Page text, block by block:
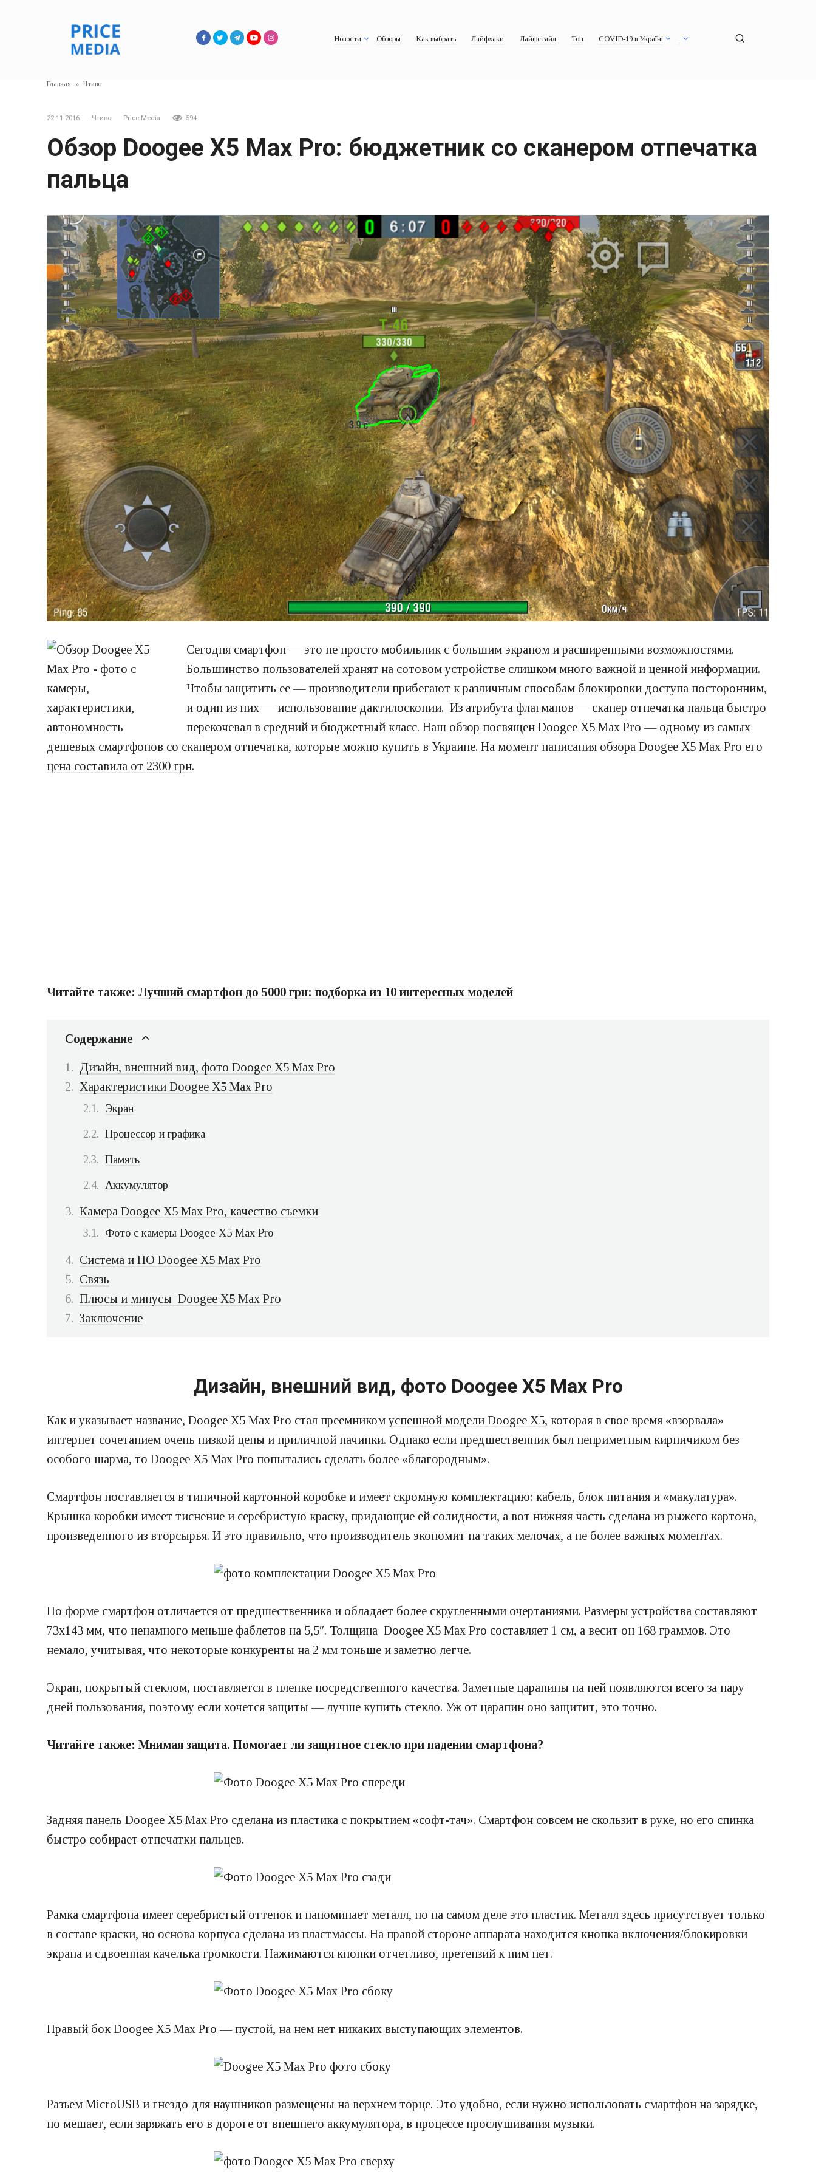
Новости Обзоры Как выбрать Лайфхаки Лайфстайл Топ COVID-19 в Україні
Главная » Чтиво
22.11.2016 Чтиво Price Media 594
Обзор Doogee X5 Max Pro: бюджетник со сканером отпечатка
пальца
Сегодня смартфон — это не просто мобильник с большим экраном и расширенными возможностями.
Большинство пользователей хранят на сотовом устройстве слишком много важной и ценной информации.
Чтобы защитить ее — производители прибегают к различным способам блокировки доступа посторонним,
и один из них — использование дактилоскопии. Из атрибута флагманов — сканер отпечатка пальца быстро
перекочевал в средний и бюджетный класс. Наш обзор посвящен Doogee X5 Max Pro — одному из самых
дешевых смартфонов со сканером отпечатка, которые можно купить в Украине. На момент написания обзора Doogee X5 Max Pro его
цена составила от 2300 грн.
Читайте также: Лучший смартфон до 5000 грн: подборка из 10 интересных моделей
Содержание
Дизайн, внешний вид, фото Doogee X5 Max Pro
Характеристики Doogee X5 Max Pro
Экран
Процессор и графика
Память
Аккумулятор
Камера Doogee X5 Max Pro, качество съемки
Фото с камеры Doogee X5 Max Pro
Система и ПО Doogee X5 Max Pro
Связь
Плюсы и минусы Doogee X5 Max Pro
Заключение
Дизайн, внешний вид, фото Doogee X5 Max Pro
Как и указывает название, Doogee X5 Max Pro стал преемником успешной модели Doogee X5, которая в свое время «взорвала»
интернет сочетанием очень низкой цены и приличной начинки. Однако если предшественник был неприметным кирпичиком без
особого шарма, то Doogee X5 Max Pro попытались сделать более «благородным».
Смартфон поставляется в типичной картонной коробке и имеет скромную комплектацию: кабель, блок питания и «макулатура».
Крышка коробки имеет тиснение и серебристую краску, придающие ей солидности, а вот нижняя часть сделана из рыжего картона,
произведенного из вторсырья. И это правильно, что производитель экономит на таких мелочах, а не более важных моментах.
По форме смартфон отличается от предшественника и обладает более скругленными очертаниями. Размеры устройства составляют
73х143 мм, что ненамного меньше фаблетов на 5,5″. Толщина Doogee X5 Max Pro составляет 1 см, а весит он 168 граммов. Это
немало, учитывая, что некоторые конкуренты на 2 мм тоньше и заметно легче.
Экран, покрытый стеклом, поставляется в пленке посредственного качества. Заметные царапины на ней появляются всего за пару
дней пользования, поэтому если хочется защиты — лучше купить стекло. Уж от царапин оно защитит, это точно.
Читайте также: Мнимая защита. Помогает ли защитное стекло при падении смартфона?
Задняя панель Doogee X5 Max Pro сделана из пластика с покрытием «софт-тач». Смартфон совсем не скользит в руке, но его спинка
быстро собирает отпечатки пальцев.
Рамка смартфона имеет серебристый оттенок и напоминает металл, но на самом деле это пластик. Металл здесь присутствует только
в составе краски, но основа корпуса сделана из пластмассы. На правой стороне аппарата находится кнопка включения/блокировки
экрана и сдвоенная качелька громкости. Нажимаются кнопки отчетливо, претензий к ним нет.
Правый бок Doogee X5 Max Pro — пустой, на нем нет никаких выступающих элементов.
Разъем MicroUSB и гнездо для наушников размещены на верхнем торце. Это удобно, если нужно использовать смартфон на зарядке,
но мешает, если заряжать его в дороге от внешнего аккумулятора, в процессе прослушивания музыки.